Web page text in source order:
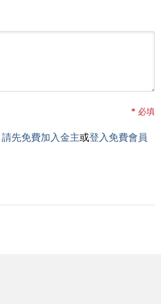
* 必填
請先免費加入金主或登入免費會員